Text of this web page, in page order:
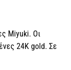
Miyuki. Οι
24Κ gold. Σε